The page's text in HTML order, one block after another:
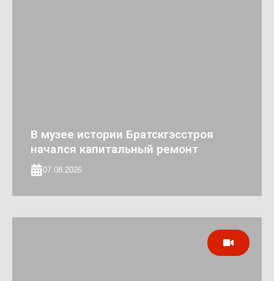
В музее истории Братскгэсстроя
начался капитальный ремонт
07.08.2026